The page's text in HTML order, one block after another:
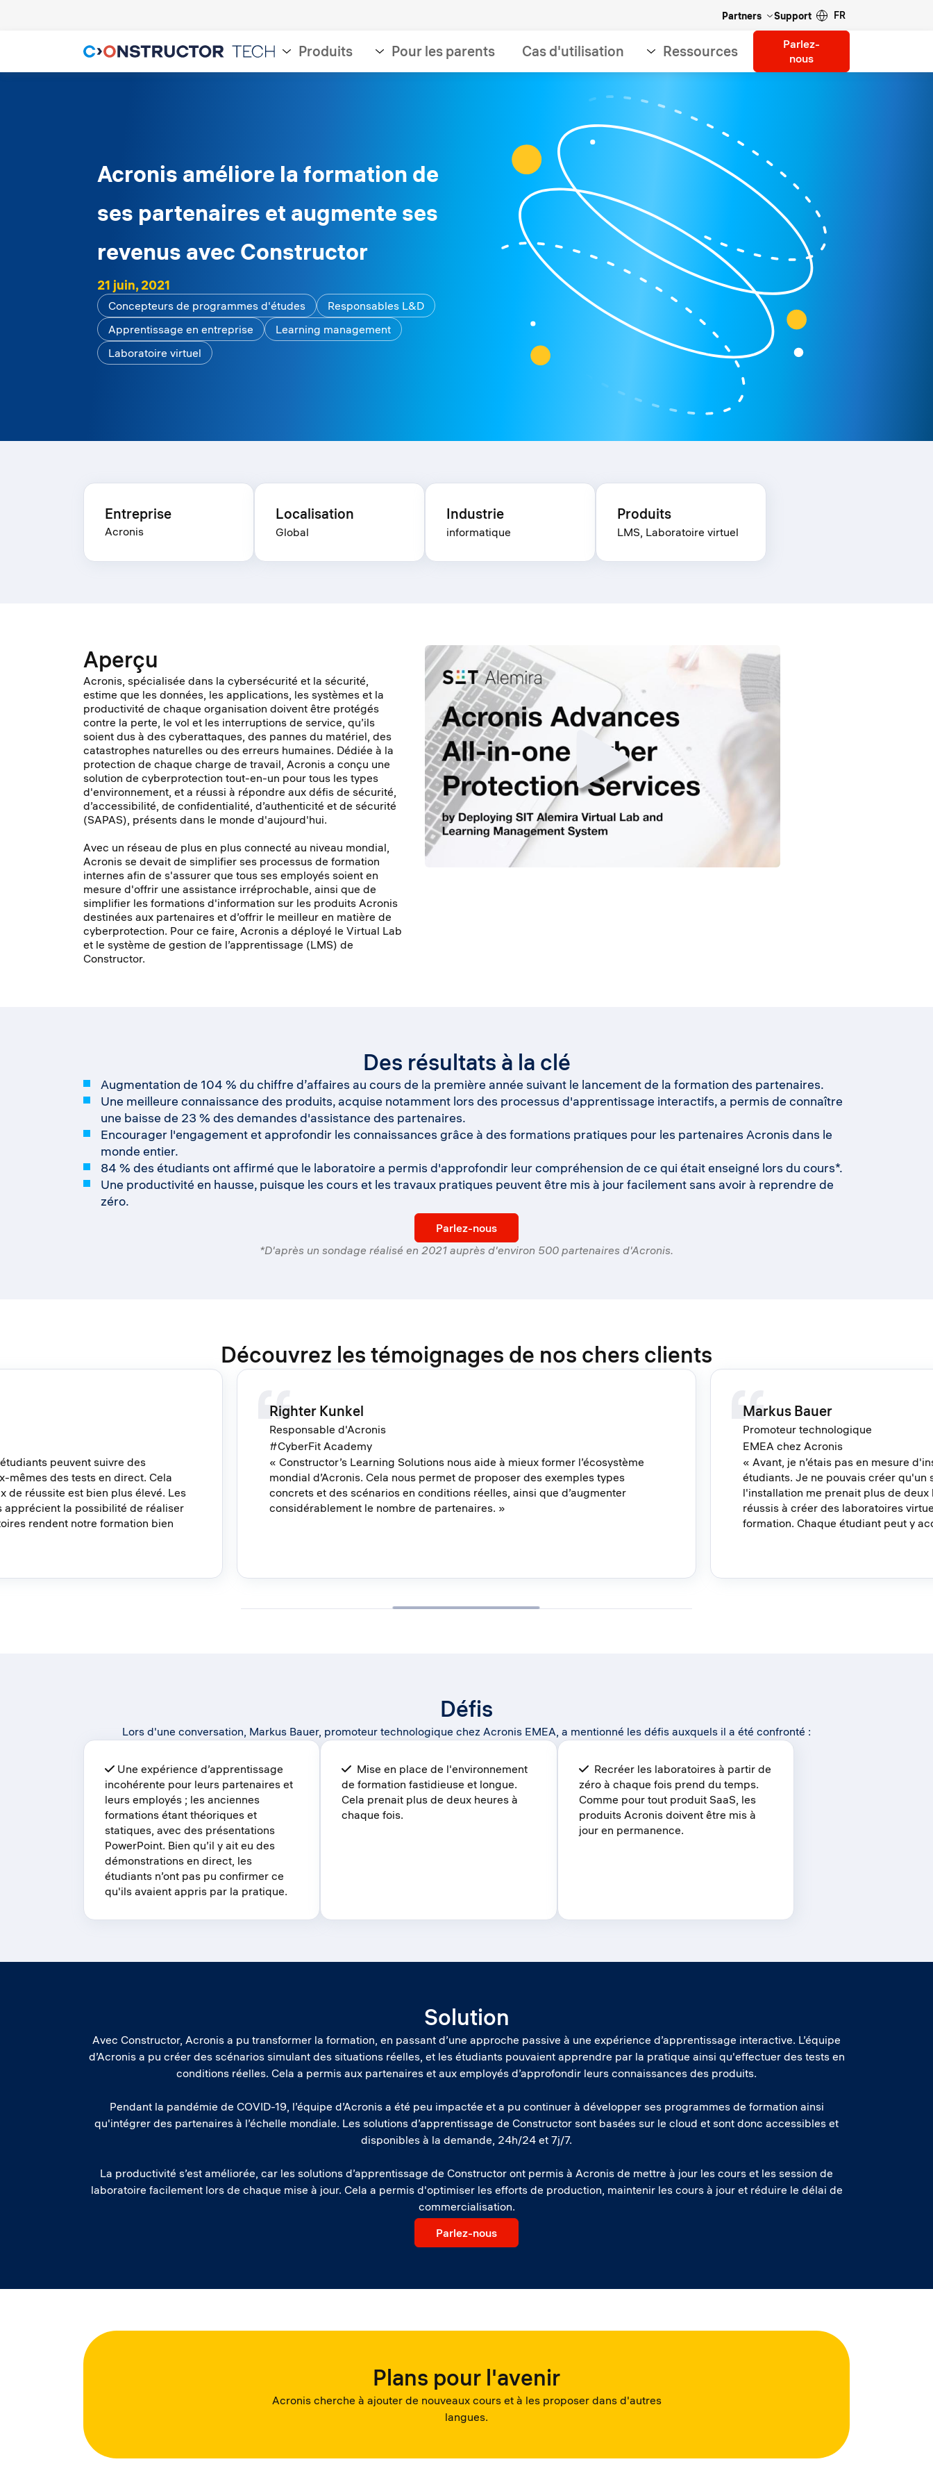
Partners Support FR
Produits Pour les parents Cas d'utilisation Ressources
Parlez-
nous
Acronis améliore la formation de
ses partenaires et augmente ses
revenus avec Constructor
21 juin, 2021
Concepteurs de programmes d'études
Responsables L&D
Apprentissage en entreprise
Learning management
Laboratoire virtuel
Entreprise
Acronis
Localisation
Global
Industrie
informatique
Produits
LMS, Laboratoire virtuel
Aperçu
Acronis, spécialisée dans la cybersécurité et la sécurité,
estime que les données, les applications, les systèmes et la
productivité de chaque organisation doivent être protégés
contre la perte, le vol et les interruptions de service, qu’ils
soient dus à des cyberattaques, des pannes du matériel, des
catastrophes naturelles ou des erreurs humaines. Dédiée à la
protection de chaque charge de travail, Acronis a conçu une
solution de cyberprotection tout-en-un pour tous les types
d'environnement, et a réussi à répondre aux défis de sécurité,
d’accessibilité, de confidentialité, d’authenticité et de sécurité
(SAPAS), présents dans le monde d'aujourd'hui.
Avec un réseau de plus en plus connecté au niveau mondial,
Acronis se devait de simplifier ses processus de formation
internes afin de s'assurer que tous ses employés soient en
mesure d'offrir une assistance irréprochable, ainsi que de
simplifier les formations d'information sur les produits Acronis
destinées aux partenaires et d’offrir le meilleur en matière de
cyberprotection. Pour ce faire, Acronis a déployé le Virtual Lab
et le système de gestion de l’apprentissage (LMS) de
Constructor.
Des résultats à la clé
Augmentation de 104 % du chiffre d’affaires au cours de la première année suivant le lancement de la formation des partenaires.
Une meilleure connaissance des produits, acquise notamment lors des processus d'apprentissage interactifs, a permis de connaître
une baisse de 23 % des demandes d'assistance des partenaires.
Encourager l'engagement et approfondir les connaissances grâce à des formations pratiques pour les partenaires Acronis dans le
monde entier.
84 % des étudiants ont affirmé que le laboratoire a permis d'approfondir leur compréhension de ce qui était enseigné lors du cours*.
Une productivité en hausse, puisque les cours et les travaux pratiques peuvent être mis à jour facilement sans avoir à reprendre de
zéro.
Parlez-nous
*D'après un sondage réalisé en 2021 auprès d'environ 500 partenaires d'Acronis.
Découvrez les témoignages de nos chers clients
peuvent suivre des
mêmes des tests en direct. Cela
de réussite est bien plus élevé. Les
apprécient la possibilité de réaliser
rendent notre formation bien
Righter Kunkel
Responsable d'Acronis
#CyberFit Academy
« Constructor’s Learning Solutions nous aide à mieux former l’écosystème
mondial d’Acronis. Cela nous permet de proposer des exemples types
concrets et des scénarios en conditions réelles, ainsi que d’augmenter
considérablement le nombre de partenaires. »
Markus Bauer
Promoteur technologique
EMEA chez Acronis
« Avant, je n’étais pas en mesure
étudiants. Je ne pouvais créer qu'un
l'installation me prenait plus de deux
réussis à créer des laboratoires
formation. Chaque étudiant peut y
Défis
Lors d'une conversation, Markus Bauer, promoteur technologique chez Acronis EMEA, a mentionné les défis auxquels il a été confronté :
Une expérience d’apprentissage
incohérente pour leurs partenaires et
leurs employés ; les anciennes
formations étant théoriques et
statiques, avec des présentations
PowerPoint. Bien qu’il y ait eu des
démonstrations en direct, les
étudiants n’ont pas pu confirmer ce
qu'ils avaient appris par la pratique.
Mise en place de l'environnement
de formation fastidieuse et longue.
Cela prenait plus de deux heures à
chaque fois.
Recréer les laboratoires à partir de
zéro à chaque fois prend du temps.
Comme pour tout produit SaaS, les
produits Acronis doivent être mis à
jour en permanence.
Solution
Avec Constructor, Acronis a pu transformer la formation, en passant d’une approche passive à une expérience d’apprentissage interactive. L’équipe
d’Acronis a pu créer des scénarios simulant des situations réelles, et les étudiants pouvaient apprendre par la pratique ainsi qu'effectuer des tests en
conditions réelles. Cela a permis aux partenaires et aux employés d’approfondir leurs connaissances des produits.
Pendant la pandémie de COVID-19, l’équipe d’Acronis a été peu impactée et a pu continuer à développer ses programmes de formation ainsi
qu'intégrer des partenaires à l’échelle mondiale. Les solutions d’apprentissage de Constructor sont basées sur le cloud et sont donc accessibles et
disponibles à la demande, 24h/24 et 7j/7.
La productivité s’est améliorée, car les solutions d’apprentissage de Constructor ont permis à Acronis de mettre à jour les cours et les session de
laboratoire facilement lors de chaque mise à jour. Cela a permis d'optimiser les efforts de production, maintenir les cours à jour et réduire le délai de
commercialisation.
Parlez-nous
Plans pour l'avenir
Acronis cherche à ajouter de nouveaux cours et à les proposer dans d'autres
langues.